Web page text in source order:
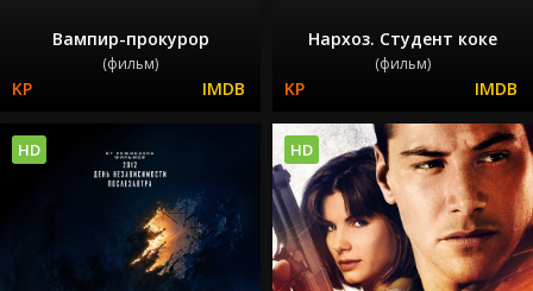
Вампир-прокурор
(фильм)
Нархоз. Студент коке
(фильм)
HD HD